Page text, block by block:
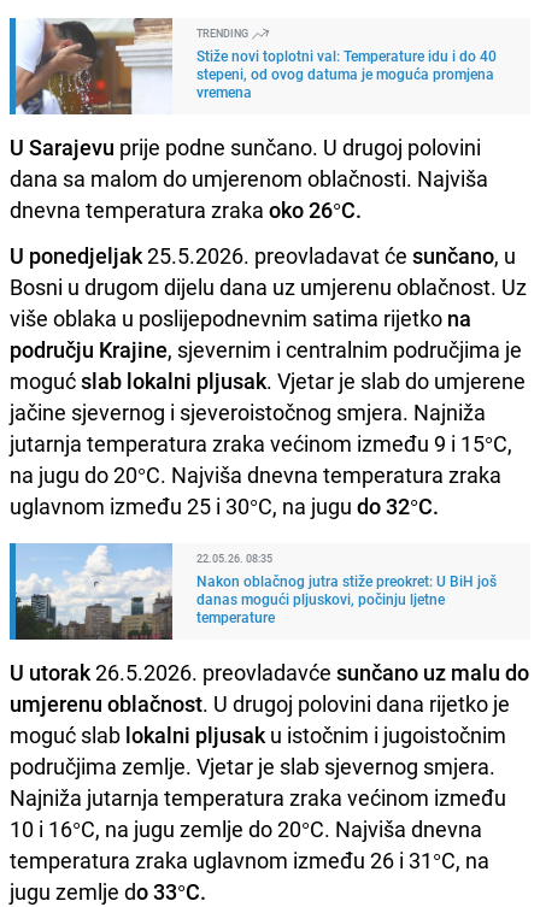
TRENDING
Stiže novi toplotni val: Temperature idu i do 40
stepeni, od ovog datuma je moguća promjena
vremena
U Sarajevu prije podne sunčano. U drugoj polovini
dana sa malom do umjerenom oblačnosti. Najviša
dnevna temperatura zraka oko 26°C.
U ponedjeljak25.5.2026. preovladavat će sunčano, u
Bosni u drugom dijelu dana uz umjerenu oblačnost. Uz
više oblaka u poslijepodnevnim satima rijetko na
području Krajine, sjevernim i centralnim područjima je
mogućslab lokalni pljusak. Vjetar je slab do umjerene
jačine sjevernog i sjeveroistočnog smjera. Najniža
jutarnja temperatura zraka većinom između 9 i 15°C,
na jugu do 20°C. Najviša dnevna temperatura zraka
uglavnom između 25 i 30°C, na jugu do 32°C.
22.05.26. 08:35
Nakon oblačnog jutra stiže preokret: U BiH još
danas mogući pljuskovi, počinju ljetne
temperature
U utorak26.5.2026. preovladavće sunčano uz malu do
umjerenu oblačnost. U drugoj polovini dana rijetko je
moguć slab lokalni pljusak u istočnim i jugoistočnim
područjima zemlje. Vjetar je slab sjevernog smjera.
Najniža jutarnja temperatura zraka većinom između
10 i 16°C, na jugu zemlje do 20°C. Najviša dnevna
temperatura zraka uglavnom između 26 i 31°C, na
jugu zemlje do 33°C.